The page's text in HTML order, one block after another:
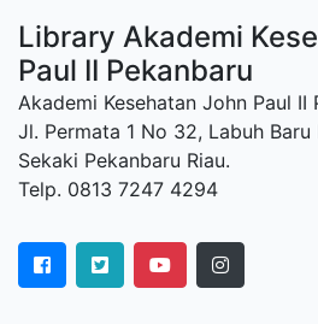
Library Akademi
Paul II Pekanbaru
Akademi Kesehatan John Paul
Jl. Permata 1 No 32, Labuh Baru
Sekaki Pekanbaru Riau.
Telp. 0813 7247 4294